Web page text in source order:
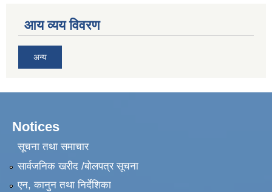
आय व्यय विवरण
अन्य
Notices
सूचना तथा समाचार
सार्वजनिक खरीद /बोलपत्र सूचना
एन, कानुन तथा निर्देशिका